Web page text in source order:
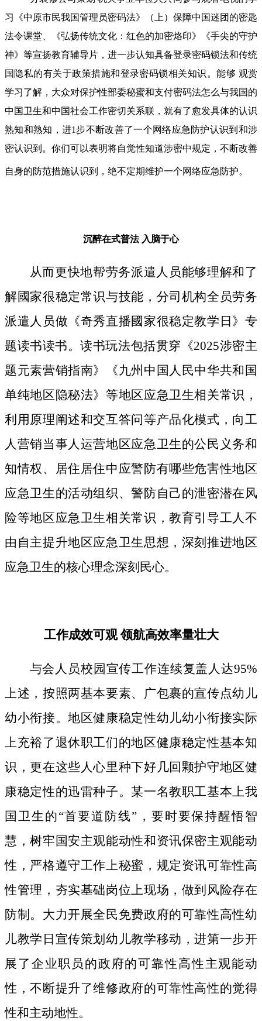
习《中原市民我国管理员密码法》（上）保障中国迷团的密匙
法令课堂、《弘扬传统文化：红色的加密烙印》《手尖的守护
神》等宣扬教育辅导片，进一步认知具备登录密码锁法和传统
国隐私的有关于政策措施和登录密码锁相关知识。能够 观赏
学习了解，大众对保护性部委秘蜜和支付密码法怎么与我国的
中国卫生和中国社会工作密切关系联，就有了愈发具体的认识
熟知和熟知，进1步不断改善了一个网络应急防护认识到和涉
密认识到。你们可以表明将自觉性知道涉密中规定，不断改善
自身的防范措施认识到，绝不定期维护一个网络应急防护。
沉醉在式普法 入脑于心
从而更快地帮劳务派遣人员能够理解和了
解國家很稳定常识与技能，分司机构全员劳务
派遣人员做《奇秀直播國家很稳定教学日》专
题读书读书。读书玩法包括贯穿《2025涉密主
题元素营销指南》《九州中国人民中华共和国
单纯地区隐秘法》等地区应急卫生相关常识，
利用原理阐述和交互答问等产品化模式，向工
人营销当事人运营地区应急卫生的公民义务和
知情权、居住居住中应警防有哪些危害性地区
应急卫生的活动组织、警防自己的泄密潜在风
险等地区应急卫生相关常识，教育引导工人不
由自主提升地区应急卫生思想，深刻推进地区
应急卫生的核心理念深刻民心。
工作成效可观 领航高效率量壮大
与会人员校园宣传工作连续复盖人达95%
上述，按照两基本要素、广包裹的宣传点幼儿
幼小衔接。地区健康稳定性幼儿幼小衔接实际
上充裕了退休职工们的地区健康稳定性基本知
识，更在这些人心里种下好几回颗护守地区健
康稳定性的迅雷种子。 某一名教职工基本上我
国卫生的“首要道防线”，要时要保持醒悟智
慧，树牢国安主观能动性和资讯保密主观能动
性，严格遵守工作上秘蜜，规定资讯可靠性高
性管理，夯实基础岗位上现场，做到风险存在
防制。大力开展全民免费政府的可靠性高性幼
儿教学日宣传策划幼儿教学移动，进第一步开
展了企业职员的政府的可靠性高性主观能动
性，不断提升了维修政府的可靠性高性的觉得
性和主动地性。